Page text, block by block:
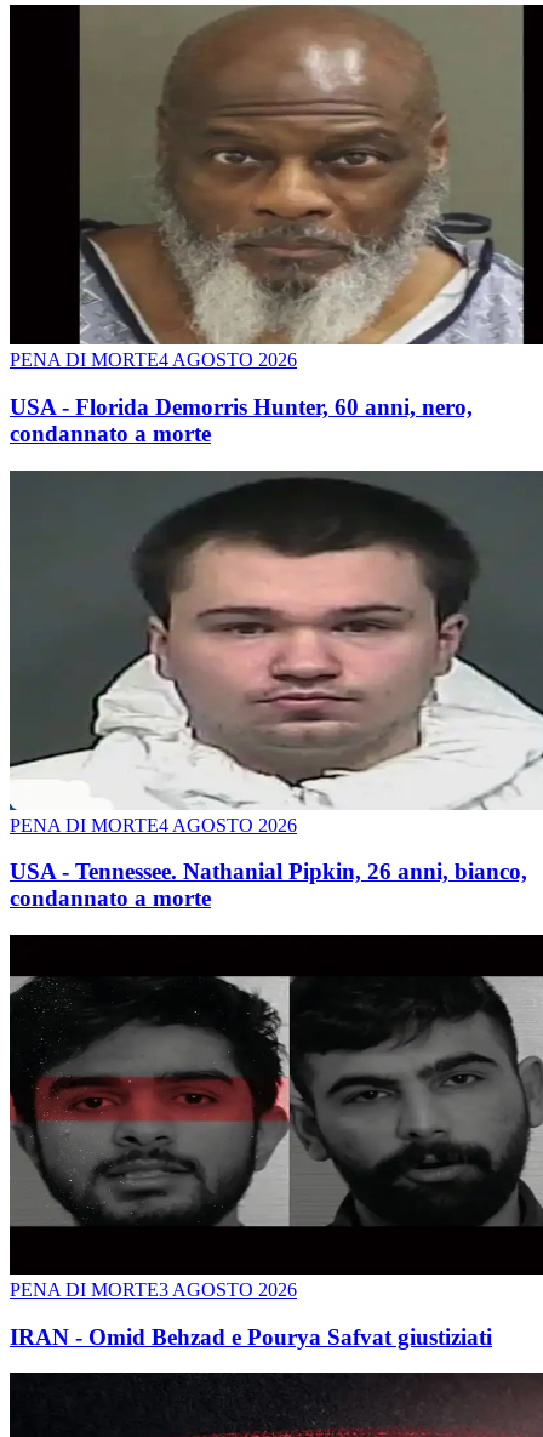
PENA DI MORTE4 AGOSTO 2026
USA - Florida Demorris Hunter, 60 anni, nero,
condannato a morte
PENA DI MORTE4 AGOSTO 2026
USA - Tennessee. Nathanial Pipkin, 26 anni, bianco,
condannato a morte
PENA DI MORTE3 AGOSTO 2026
IRAN - Omid Behzad e Pourya Safvat giustiziati